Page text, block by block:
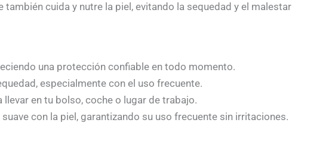
cuida y nutre la piel, evitando la sequedad y el malestar
una protección confiable en todo momento.
especialmente con el uso frecuente.
en tu bolso, coche o lugar de trabajo.
con la piel, garantizando su uso frecuente sin irritaciones.